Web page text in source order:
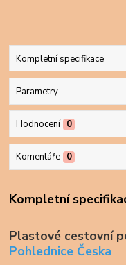
Kompletní specifikace
Parametry
Hodnocení 0
Komentáře 0
Kompletní
Plastové cestovní
Pohlednice Česka